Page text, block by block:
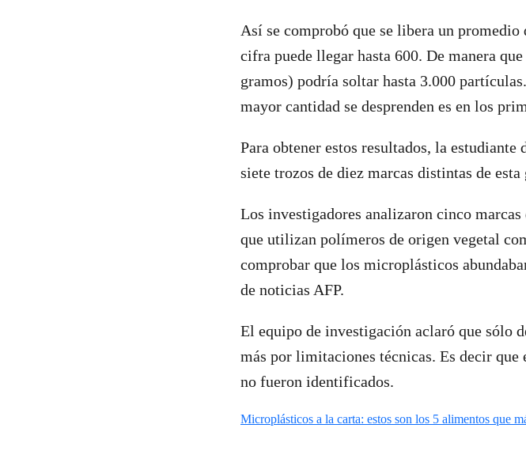
Así se comprobó que se libera un
cifra puede llegar hasta 600. De manera
gramos) podría soltar hasta 3.000
mayor cantidad se desprenden es en los
Para obtener estos resultados, la
siete trozos de diez marcas distintas de
Los investigadores analizaron cinco
que utilizan polímeros de origen vegetal
comprobar que los microplásticos
de noticias AFP.
El equipo de investigación aclaró que sólo
más por limitaciones técnicas. Es decir que
no fueron identificados.
Microplásticos a la carta: estos son los 5 alimentos que